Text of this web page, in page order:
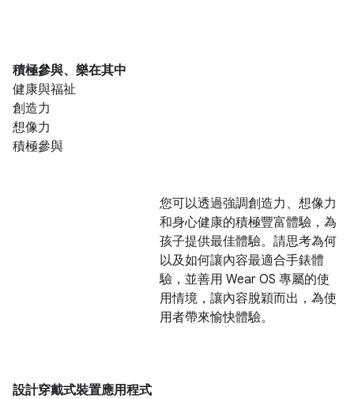
積極參與、樂在其中
健康與福祉
創造力
想像力
積極參與
您可以透過強調創造力、想像力
和身心健康的積極豐富體驗，為
孩子提供最佳體驗。請思考為何
以及如何讓內容最適合手錶體
驗，並善用 Wear OS 專屬的使
用情境，讓內容脫穎而出，為使
用者帶來愉快體驗。
設計穿戴式裝置應用程式